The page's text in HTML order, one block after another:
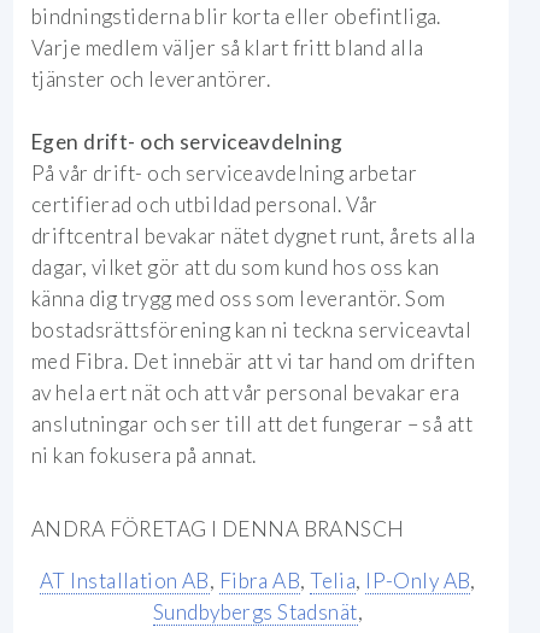
bindningstiderna blir korta eller obefintliga.
Varje medlem väljer så klart fritt bland alla
tjänster och leverantörer.
Egen drift- och serviceavdelning
På vår drift- och serviceavdelning arbetar
certifierad och utbildad personal. Vår
driftcentral bevakar nätet dygnet runt, årets alla
dagar, vilket gör att du som kund hos oss kan
känna dig trygg med oss som leverantör. Som
bostadsrättsförening kan ni teckna serviceavtal
med Fibra. Det innebär att vi tar hand om driften
av hela ert nät och att vår personal bevakar era
anslutningar och ser till att det fungerar – så att
ni kan fokusera på annat.
ANDRA FÖRETAG I DENNA BRANSCH
AT Installation AB, Fibra AB,Telia, IP-Only AB,
Sundbybergs Stadsnät,